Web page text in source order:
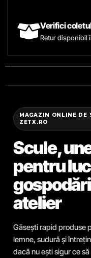
Verifici
Retur disponibil
MAGAZIN ONLINE DE
ZETX.RO
Scule,
pentru
atelier
Găsești rapid produse
lemne, sudură și
dacă nu ești sigur ce